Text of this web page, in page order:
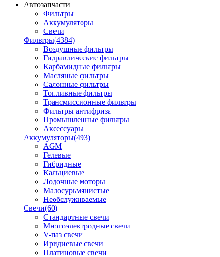
Автозапчасти
Фильтры
Аккумуляторы
Свечи
Фильтры(4384)
Воздушные фильтры
Гидравлические фильтры
Карбамидные фильтры
Масляные фильтры
Салонные фильтры
Топливные фильтры
Трансмиссионные фильтры
Фильтры антифриза
Промышленные фильтры
Аксессуары
Аккумуляторы(493)
AGM
Гелевые
Гибридные
Кальциевые
Лодочные моторы
Малосурьмянистые
Необслуживаемые
Свечи(60)
Стандартные свечи
Многоэлектродные свечи
V-паз свечи
Иридиевые свечи
Платиновые свечи